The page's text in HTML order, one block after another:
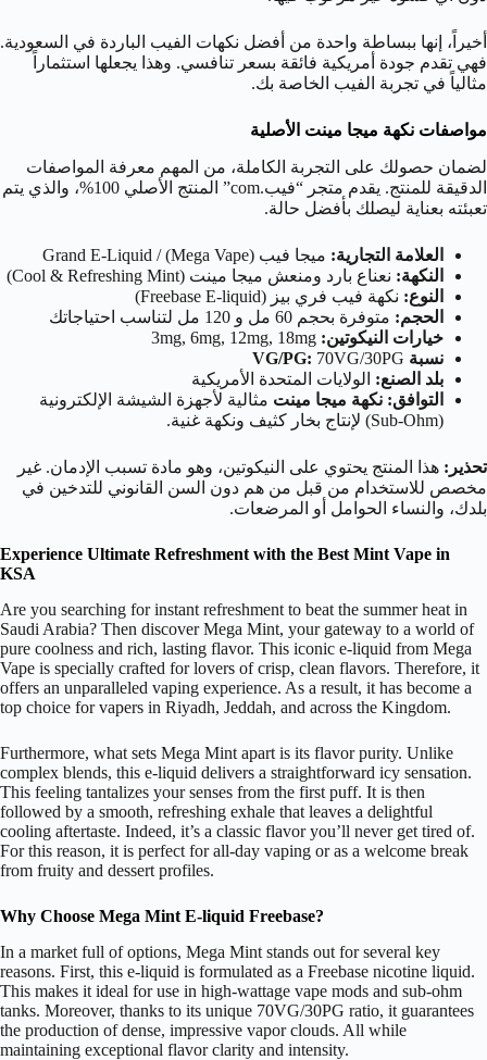
أخيراً، إنها ببساطة واحدة من أفضل نكهات الفيب الباردة في السعودية.
فهي تقدم جودة أمريكية فائقة بسعر تنافسي. وهذا يجعلها استثماراً
مثالياً في تجربة الفيب الخاصة بك.
مواصفات نكهة ميجا مينت الأصلية
لضمان حصولك على التجربة الكاملة، من المهم معرفة المواصفات
الدقيقة للمنتج. يقدم متجر “فيب.com” المنتج الأصلي 100%، والذي يتم
تعبئته بعناية ليصلك بأفضل حالة.
العلامة التجارية: ميجا فيب (Mega Vape) / Grand E-Liquid
النكهة: نعناع بارد ومنعش ميجا مينت (Cool & Refreshing Mint)
النوع: نكهة فيب فري بيز (Freebase E-liquid)
الحجم: متوفرة بحجم 60 مل و 120 مل لتناسب احتياجاتك
خيارات النيكوتين:
نسبة VG/PG:
70VG/30PG
بلد الصنع: الولايات المتحدة الأمريكية
التوافق: نكهة ميجا مينت مثالية لأجهزة الشيشة الإلكترونية
(Sub-Ohm) لإنتاج بخار كثيف ونكهة غنية.
تحذير: هذا المنتج يحتوي على النيكوتين، وهو مادة تسبب الإدمان. غير
مخصص للاستخدام من قبل من هم دون السن القانوني للتدخين في
بلدك، والنساء الحوامل أو المرضعات.
Experience Ultimate Refreshment with the Best Mint Vape in
KSA
Are you searching for instant refreshment to beat the summer heat in
Saudi Arabia? Then discover Mega Mint, your gateway to a world of
pure coolness and rich, lasting flavor. This iconic e-liquid from Mega
Vape is specially crafted for lovers of crisp, clean flavors. Therefore, it
offers an unparalleled vaping experience. As a result, it has become a
top choice for vapers in Riyadh, Jeddah, and across the Kingdom.
Furthermore, what sets Mega Mint apart is its flavor purity. Unlike
complex blends, this e-liquid delivers a straightforward icy sensation.
This feeling tantalizes your senses from the first puff. It is then
followed by a smooth, refreshing exhale that leaves a delightful
cooling aftertaste. Indeed, it’s a classic flavor you’ll never get tired of.
For this reason, it is perfect for all-day vaping or as a welcome break
from fruity and dessert profiles.
Why Choose Mega Mint E-liquid Freebase?
In a market full of options, Mega Mint stands out for several key
reasons. First, this e-liquid is formulated as a Freebase nicotine liquid.
This makes it ideal for use in high-wattage vape mods and sub-ohm
tanks. Moreover, thanks to its unique 70VG/30PG ratio, it guarantees
the production of dense, impressive vapor clouds. All while
maintaining exceptional flavor clarity and intensity.